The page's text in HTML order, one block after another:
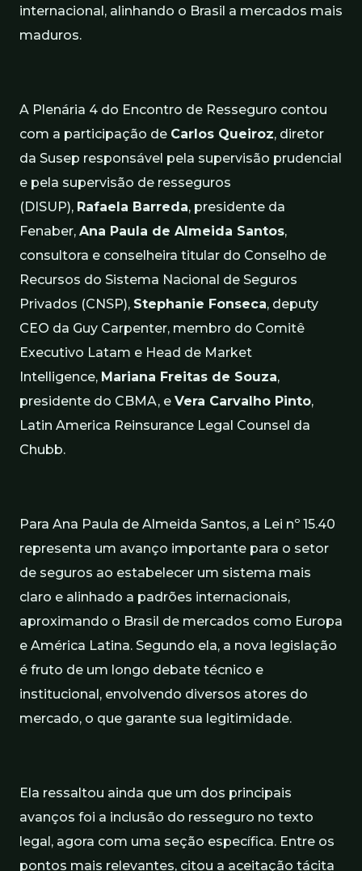
internacional, alinhando o Brasil a mercados mais
maduros.
A Plenária 4 do Encontro de Resseguro contou
com a participação de Carlos Queiroz, diretor
da Susep responsável pela supervisão prudencial
e pela supervisão de resseguros
(DISUP), Rafaela Barreda, presidente da
Fenaber, Ana Paula de Almeida Santos,
consultora e conselheira titular do Conselho de
Recursos do Sistema Nacional de Seguros
Privados (CNSP), Stephanie Fonseca, deputy
CEO da Guy Carpenter, membro do Comitê
Executivo Latam e Head de Market
Intelligence, Mariana Freitas de Souza,
presidente do CBMA, e Vera Carvalho Pinto,
Latin America Reinsurance Legal Counsel da
Chubb.
Para Ana Paula de Almeida Santos, a Lei nº 15.40
representa um avanço importante para o setor
de seguros ao estabelecer um sistema mais
claro e alinhado a padrões internacionais,
aproximando o Brasil de mercados como Europa
e América Latina. Segundo ela, a nova legislação
é fruto de um longo debate técnico e
institucional, envolvendo diversos atores do
mercado, o que garante sua legitimidade.
Ela ressaltou ainda que um dos principais
avanços foi a inclusão do resseguro no texto
legal, agora com uma seção específica. Entre os
pontos mais relevantes, citou a aceitação tácita